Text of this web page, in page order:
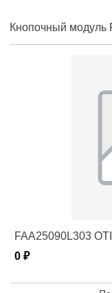
Кнопочный модуль
FAA25090L303
0 ₽